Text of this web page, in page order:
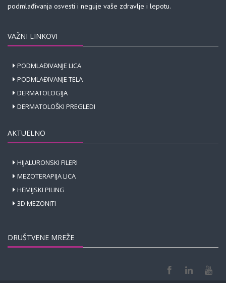
podmlađivanja osvesti i neguje vaše zdravlje i lepotu.
VAŽNI LINKOVI
PODMLAĐIVANJE LICA
PODMLAĐIVANJE TELA
DERMATOLOGIJA
DERMATOLOŠKI PREGLEDI
AKTUELNO
HIJALURONSKI FILERI
MEZOTERAPIJA LICA
HEMIJSKI PILING
3D MEZONITI
DRUŠTVENE MREŽE